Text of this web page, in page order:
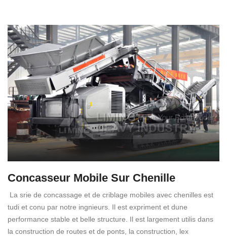
Concasseur Mobile Sur Chenille
La srie de concassage et de criblage mobiles avec chenilles est
tudi et conu par notre ingnieurs. Il est expriment et dune
performance stable et belle structure. Il est largement utilis dans
la construction de routes et de ponts, la construction, lex